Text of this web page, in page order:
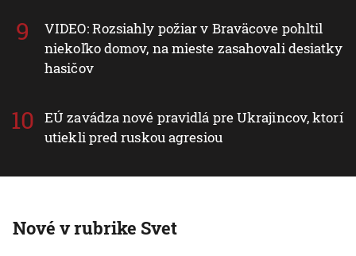
VIDEO: Rozsiahly požiar v Braväcove pohltil
niekoľko domov, na mieste zasahovali desiatky
hasičov
EÚ zavádza nové pravidlá pre Ukrajincov, ktorí
utiekli pred ruskou agresiou
Nové v rubrike Svet